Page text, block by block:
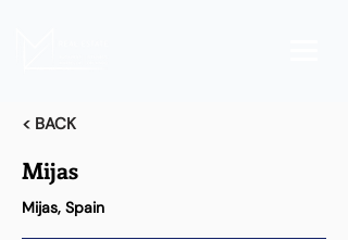
< BACK
Mijas
Mijas, Spain